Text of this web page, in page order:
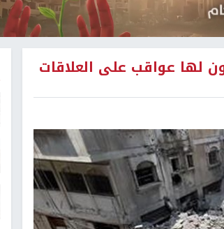
لها عواقب على العلاقات